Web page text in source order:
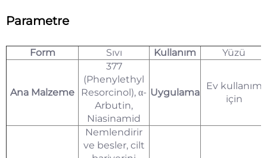
Parametre
Form Sıvı Kullanım Yüzü
Ana Malzeme
377
(Phenylethyl
Resorcinol), α-
Arbutin,
Niasinamid
Uygulama
Ev kullanım
için
Nemlendirir
ve besler, cilt